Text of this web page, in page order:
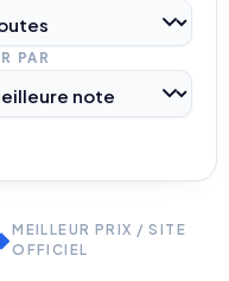
PAR
MEILLEUR PRIX / SITE
OFFICIEL